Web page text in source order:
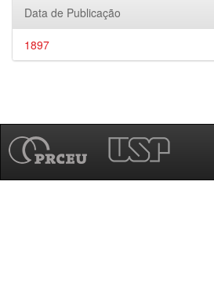
Data de Publicação
1897